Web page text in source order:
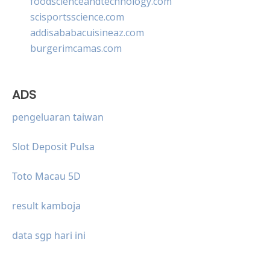
scisportsscience.com
addisababacuisineaz.com
burgerimcamas.com
ADS
pengeluaran taiwan
Slot Deposit Pulsa
Toto Macau 5D
result kamboja
data sgp hari ini